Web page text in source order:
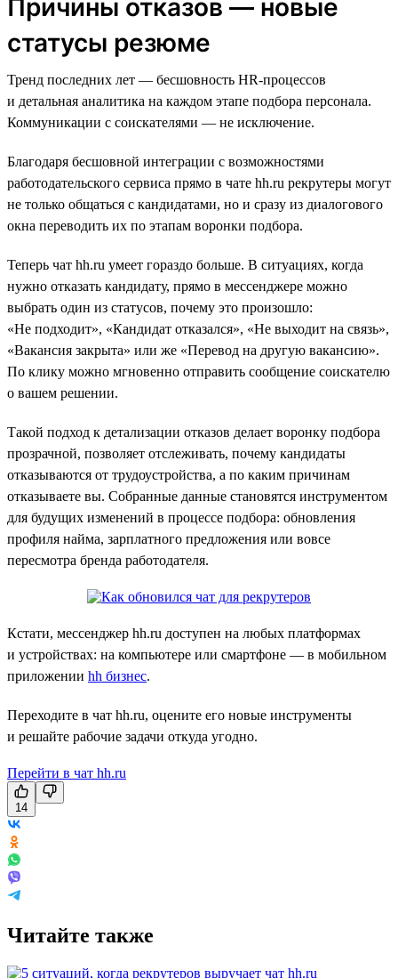
Причины отказов — новые
статусы резюме
Тренд последних лет — бесшовность HR-процессов
и детальная аналитика на каждом этапе подбора персонала.
Коммуникации с соискателями — не исключение.
Благодаря бесшовной интеграции с возможностями
работодательского сервиса прямо в чате hh.ru рекрутеры могут
не только общаться с кандидатами, но и сразу из диалогового
окна переводить их по этапам воронки подбора.
Теперь чат hh.ru умеет гораздо больше. В ситуациях, когда
нужно отказать кандидату, прямо в мессенджере можно
выбрать один из статусов, почему это произошло:
«Не подходит», «Кандидат отказался», «Не выходит на связь»,
«Вакансия закрыта» или же «Перевод на другую вакансию».
По клику можно мгновенно отправить сообщение соискателю
о вашем решении.
Такой подход к детализации отказов делает воронку подбора
прозрачной, позволяет отслеживать, почему кандидаты
отказываются от трудоустройства, а по каким причинам
отказываете вы. Собранные данные становятся инструментом
для будущих изменений в процессе подбора: обновления
профиля найма, зарплатного предложения или вовсе
пересмотра бренда работодателя.
Кстати, мессенджер hh.ru доступен на любых платформах
и устройствах: на компьютере или смартфоне — в мобильном
приложении hh бизнес.
Переходите в чат hh.ru, оцените его новые инструменты
и решайте рабочие задачи откуда угодно.
Перейти в чат hh.ru
14
Читайте также